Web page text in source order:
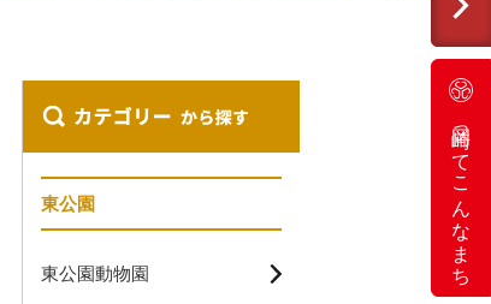
岡崎ってこんなまち
東公園
東公園動物園